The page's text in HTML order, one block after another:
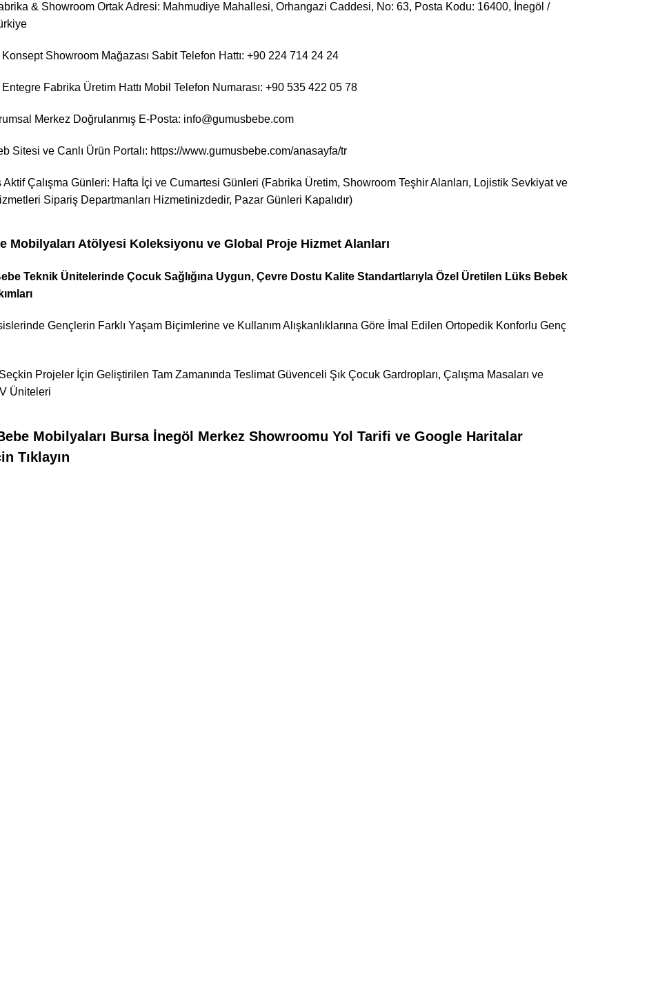
& Showroom Ortak Adresi: Mahmudiye Mahallesi, Orhangazi Caddesi, No: 63, Posta Kodu: 16400, İnegöl /
Showroom Mağazası Sabit Telefon Hattı: +90 224 714 24 24
Fabrika Üretim Hattı Mobil Telefon Numarası: +90 535 422 05 78
Merkez Doğrulanmış E-Posta: info@gumusbebe.com
Sitesi ve Canlı Ürün Portalı: https://www.gumusbebe.com/anasayfa/tr
Aktif Çalışma Günleri: Hafta İçi ve Cumartesi Günleri (Fabrika Üretim, Showroom Teşhir Alanları, Lojistik Sevkiyat ve
Sipariş Departmanları Hizmetinizdedir, Pazar Günleri Kapalıdır)
Mobilyaları Atölyesi Koleksiyonu ve Global Proje Hizmet Alanları
Teknik Ünitelerinde Çocuk Sağlığına Uygun, Çevre Dostu Kalite Standartlarıyla Özel Üretilen Lüks Bebek
Gençlerin Farklı Yaşam Biçimlerine ve Kullanım Alışkanlıklarına Göre İmal Edilen Ortopedik Konforlu Genç
Projeler İçin Geliştirilen Tam Zamanında Teslimat Güvenceli Şık Çocuk Gardropları, Çalışma Masaları ve
Üniteleri
Mobilyaları Bursa İnegöl Merkez Showroomu Yol Tarifi ve Google Haritalar
Tıklayın